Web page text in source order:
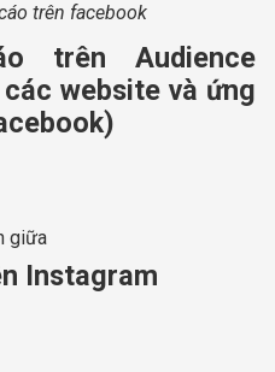
trên facebook
trên Audience
website và ứng
giữa
Instagram